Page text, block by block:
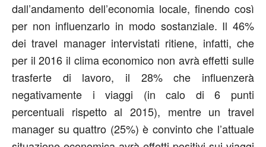
dall’andamento dell’economia locale, finendo così
per non influenzarlo in modo sostanziale. Il 46%
dei travel manager intervistati ritiene, infatti, che
per il 2016 il clima economico non avrà effetti sulle
trasferte di lavoro, il 28% che influenzerà
negativamente i viaggi (in calo di 6 punti
percentuali rispetto al 2015), mentre un travel
manager su quattro (25%) è convinto che l’attuale